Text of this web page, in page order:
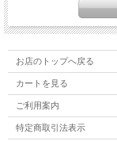
お店のトップへ戻る
カートを見る
ご利用案内
特定商取引法表示